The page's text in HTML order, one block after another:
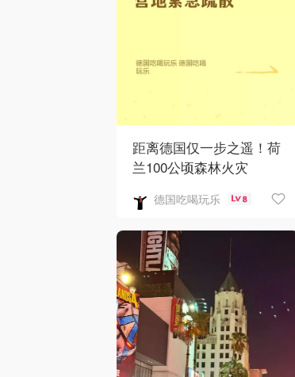
距离德国仅一步之遥！荷
兰100公顷森林火灾
德国吃喝玩乐 8